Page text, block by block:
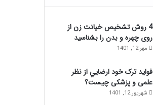
4 روش تشخیص خیانت زن از
روی چهره و بدن را بشناسید
مهر 12, 1401
فواید ترک خود ارضايي از نظر
علمی و پزشکی چیست؟
شهریور 12, 1401